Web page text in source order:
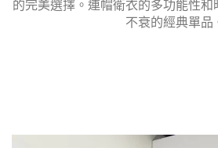
的完美選擇。連帽衛衣的多功能性和
不衰的經典單品